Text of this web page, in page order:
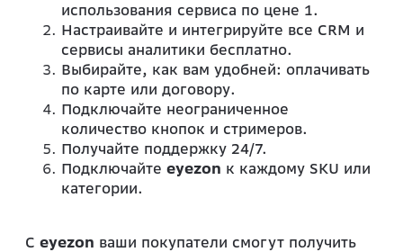
использования сервиса по цене 1.
Настраивайте и интегрируйте все CRM и
сервисы аналитики бесплатно.
Выбирайте, как вам удобней: оплачивать
по карте или договору.
Подключайте неограниченное
количество кнопок и стримеров.
Получайте поддержку 24/7.
Подключайте eyezon к каждому SKU или
категории.
С eyezon ваши покупатели смогут получить